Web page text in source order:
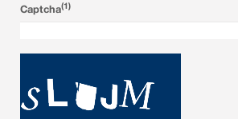
Captcha(1)